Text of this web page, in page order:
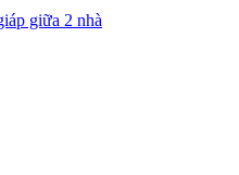
giữa 2 nhà